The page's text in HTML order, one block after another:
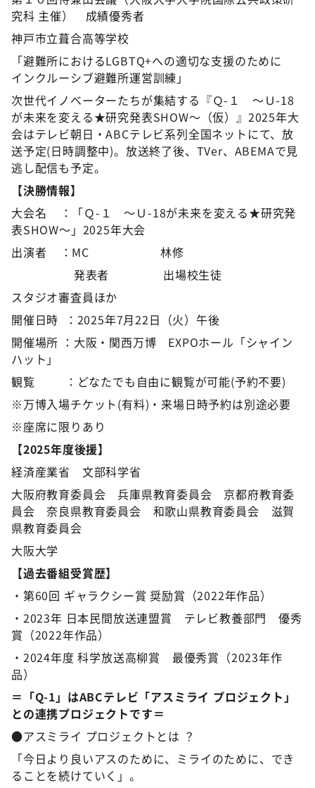
究科 主催） 成績優秀者
神戸市立葺合高等学校
「避難所におけるLGBTQ+への適切な支援のために
インクルーシブ避難所運営訓練」
次世代イノベーターたちが集結する『Ｑ-１ ～Ｕ-18
が未来を変える★研究発表SHOW～（仮）』2025年大
会はテレビ朝日・ABCテレビ系列全国ネットにて、放
送予定(日時調整中)。放送終了後、TVer、ABEMAで見
逃し配信も予定。
【決勝情報】
大会名 ：「Ｑ-１ ～Ｕ-18が未来を変える★研究発
表SHOW～」2025年大会
出演者 ：MC 林修
発表者 出場校生徒
スタジオ審査員ほか
開催日時 ：2025年7月22日（火）午後
開催場所 ：大阪・関西万博 EXPOホール「シャイン
ハット」
観覧 ：どなたでも自由に観覧が可能(予約不要)
※万博入場チケット(有料)・来場日時予約は別途必要
※座席に限りあり
【2025年度後援】
経済産業省 文部科学省
大阪府教育委員会 兵庫県教育委員会 京都府教育委
員会 奈良県教育委員会 和歌山県教育委員会 滋賀
県教育委員会
大阪大学
【過去番組受賞歴】
・第60回 ギャラクシー賞 奨励賞（2022年作品）
・2023年 日本民間放送連盟賞 テレビ教養部門 優秀
賞（2022年作品）
・2024年度 科学放送高柳賞 最優秀賞（2023年作
品）
＝「Q-1」はABCテレビ「アスミライ プロジェクト」
との連携プロジェクトです＝
●アスミライ プロジェクトとは ？
「今日より良いアスのために、ミライのために、でき
ることを続けていく」。